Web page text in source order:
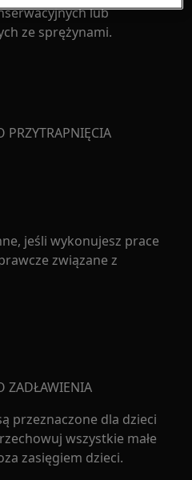
lub
ze sprężynami.
PRZYTRAPNIĘCIA
jeśli wykonujesz prace
związane z
ZADŁAWIENIA
przeznaczone dla dzieci
wszystkie małe
zasięgiem dzieci.